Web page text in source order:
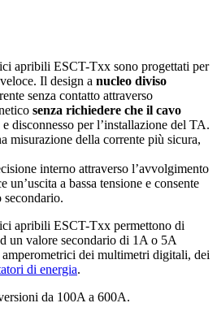
apribili ESCT-Txx sono progettati per
Il design a nucleo diviso
senza contatto attraverso
senza richiedere che il cavo
e disconnesso per l’installazione del TA.
misurazione della corrente più sicura,
interno attraverso l’avvolgimento
un’uscita a bassa tensione e consente
secondario.
apribili ESCT-Txx permettono di
un valore secondario di 1A o 5A
dei multimetri digitali, dei
di energia.
da 100A a 600A.